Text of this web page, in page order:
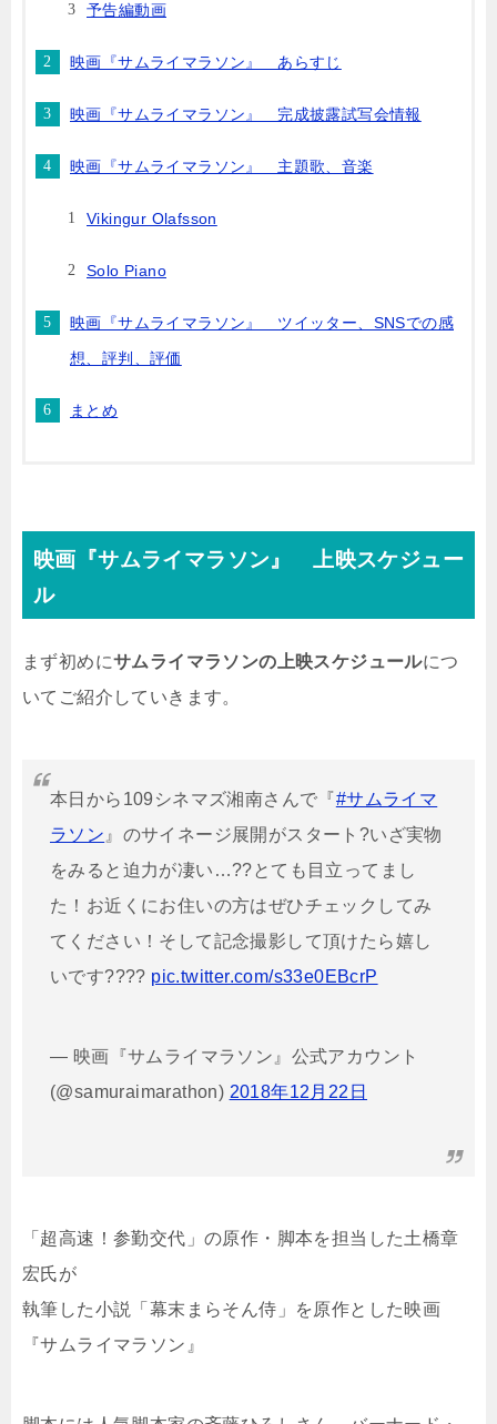
予告編動画
映画『サムライマラソン』 あらすじ
映画『サムライマラソン』 完成披露試写会情報
映画『サムライマラソン』 主題歌、音楽
Vikingur Olafsson
Solo Piano
映画『サムライマラソン』 ツイッター、SNSでの感
想、評判、評価
まとめ
映画『サムライマラソン』 上映スケジュー
ル
まず初めにサムライマラソンの上映スケジュールにつ
いてご紹介していきます。
本日から109シネマズ湘南さんで『#サムライマ
ラソン 』のサイネージ展開がスタート?いざ実物
をみると迫力が凄い…??とても目立ってまし
た！お近くにお住いの方はぜひチェックしてみ
てください！そして記念撮影して頂けたら嬉し
いです???? pic.twitter.com/s33e0EBcrP
— 映画『サムライマラソン』公式アカウント
(@samuraimarathon) 2018年12月22日
「超高速！参勤交代」の原作・脚本を担当した土橋章
宏氏が
執筆した小説「幕末まらそん侍」を原作とした映画
『サムライマラソン』